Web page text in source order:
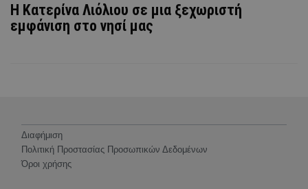
Η Κατερίνα Λιόλιου σε μια ξεχωριστή
εμφάνιση στο νησί μας
Διαφήμιση
Πολιτική Προστασίας Προσωπικών Δεδομένων
Όροι χρήσης